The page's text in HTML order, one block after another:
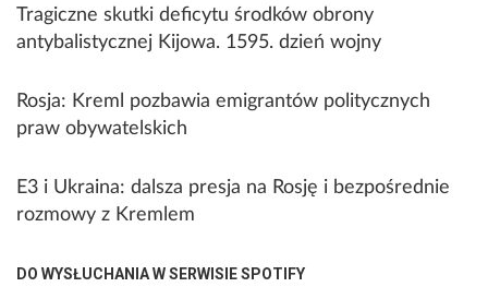
Tragiczne skutki deficytu środków obrony
antybalistycznej Kijowa. 1595. dzień wojny
Rosja: Kreml pozbawia emigrantów politycznych
praw obywatelskich
E3 i Ukraina: dalsza presja na Rosję i bezpośrednie
rozmowy z Kremlem
DO WYSŁUCHANIA W SERWISIE SPOTIFY